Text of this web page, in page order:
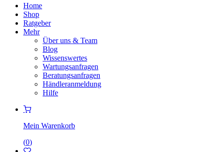
Home
Shop
Ratgeber
Mehr
Über uns & Team
Blog
Wissenswertes
Wartungsanfragen
Beratungsanfragen
Händleranmeldung
Hilfe
Mein Warenkorb
(0)